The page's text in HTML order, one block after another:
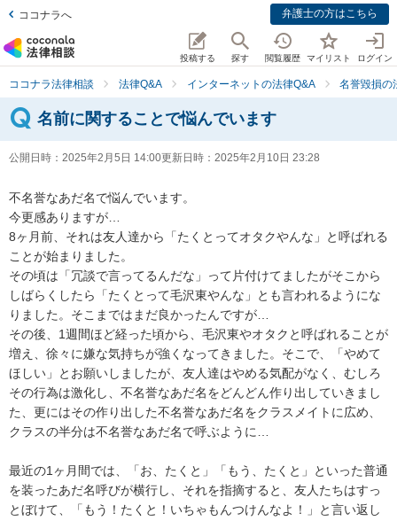
ココナラへ 弁護士の方はこちら
投稿する 探す 閲覧履歴 マイリスト ログイン
ココナラ法律相談 法律Q&A インターネットの法律Q&A 名誉毀損の
名前に関することで悩んでいます
公開日時： 2025年2月5日 14:00更新日時： 2025年2月10日 23:28
不名誉なあだ名で悩んでいます。
今更感ありますが…
8ヶ月前、それは友人達から「たくとってオタクやんな」と呼ばれる
ことが始まりました。
その頃は「冗談で言ってるんだな」って片付けてましたがそこから
しばらくしたら「たくとって毛沢東やんな」とも言われるようにな
りました。そこまではまだ良かったんですが…
その後、1週間ほど経った頃から、毛沢東やオタクと呼ばれることが
増え、徐々に嫌な気持ちが強くなってきました。そこで、「やめて
ほしい」とお願いしましたが、友人達はやめる気配がなく、むしろ
その行為は激化し、不名誉なあだ名をどんどん作り出していきまし
た、更にはその作り出した不名誉なあだ名をクラスメイトに広め、
クラスの半分は不名誉なあだ名で呼ぶように…
最近の1ヶ月間では、「お、たくと」「もう、たくと」といった普通
を装ったあだ名呼びが横行し、それを指摘すると、友人たちはすっ
とぼけて、「もう！たくと！いちゃもんつけんなよ！」と言い返し